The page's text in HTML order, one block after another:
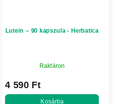
Lutein – 90 kapszula - Herbatica
Raktáron
4 590 Ft
Kosárba